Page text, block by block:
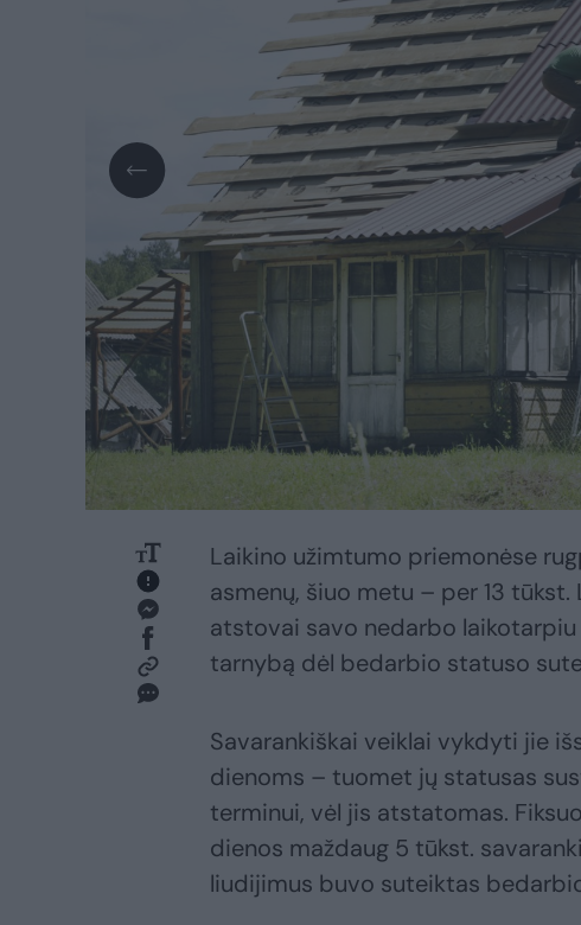
Laikino užimtumo priemonėse
asmenų, šiuo metu – per 13
atstovai savo nedarbo
tarnybą dėl bedarbio statuso
Savarankiškai veiklai vykdyti jie
dienoms – tuomet jų statusas
terminui, vėl jis atstatomas.
dienos maždaug 5 tūkst.
liudijimus buvo suteiktas